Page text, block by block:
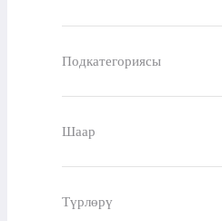
Подкатегориясы
Шаар
Түрлөрү